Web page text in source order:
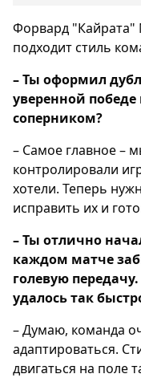
Форвард "Кайрата"
подходит стиль
– Ты оформил
уверенной
соперником?
– Самое главное –
контролировали
хотели. Теперь
исправить их и
– Ты отлично
каждом матче
голевую
удалось так
– Думаю, команда
адаптироваться.
двигаться на поле